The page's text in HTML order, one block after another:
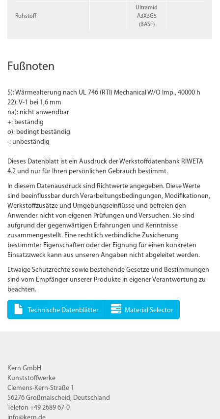
Rohstoff
Ultramid
A3X3G5
(BASF)
Fußnoten
5): Wärmealterung nach UL 746 (RTI) Mechanical W/O Imp., 40000 h
22): V-1 bei 1,6 mm
na): nicht anwendbar
+: beständig
o): bedingt beständig
-: unbeständig
Dieses Datenblatt ist ein Ausdruck der Werkstoffdatenbank RIWETA
4.2 und nur für Ihren persönlichen Gebrauch bestimmt.
In diesem Datenausdruck sind Richtwerte angegeben. Diese Werte
sind beeinflussbar durch Verarbeitungsbedingungen, Modifikationen,
Werkstoffzusätze und Umgebungseinflüsse und befreien den
Anwender nicht von eigenen Prüfungen und Versuchen. Sie sind
aufgrund der gegenwärtigen Erfahrungen und Kenntnisse
zusammengestellt. Eine rechtlich verbindliche Zusicherung
bestimmter Eigenschaften oder der Eignung für einen konkreten
Einsatzzweck kann aus unseren Angaben nicht abgeleitet werden.
Etwaige Schutzrechte sowie bestehende Gesetze und Bestimmungen
sind vom Empfänger unserer Produkte in eigener Verantwortung zu
beachten.
Technische Datenblätter Material Selector
Kern GmbH
Kunststoffwerke
Clemens-Kern-Straße 1
56276 Großmaischeid, Deutschland
Telefon +49 2689 67-0